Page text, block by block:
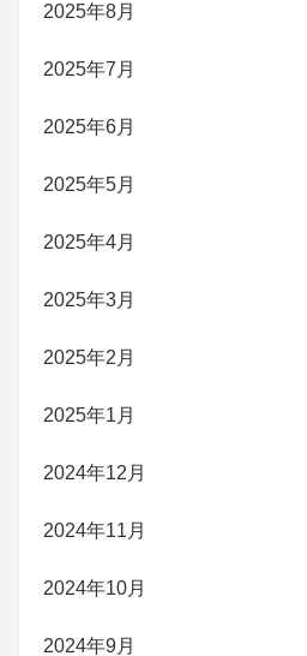
2025年8月
2025年7月
2025年6月
2025年5月
2025年4月
2025年3月
2025年2月
2025年1月
2024年12月
2024年11月
2024年10月
2024年9月